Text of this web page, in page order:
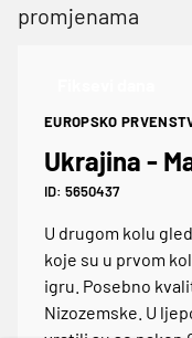
promjenama
EUROPSKO
Ukrajina -
ID: 5650437
U drugom kolu
koje su u prvom
igru. Posebno
Nizozemske. U